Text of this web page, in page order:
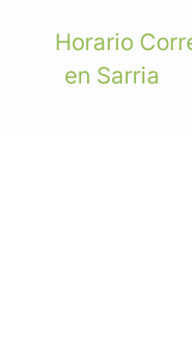
Horario
en Sarria